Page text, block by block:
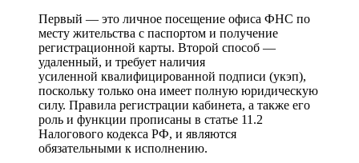
Первый — это личное посещение офиса ФНС по
месту жительства с паспортом и получение
регистрационной карты. Второй способ —
удаленный, и требует наличия
усиленной квалифицированной подписи (укэп),
поскольку только она имеет полную юридическую
силу. Правила регистрации кабинета, а также его
роль и функции прописаны в статье 11.2
Налогового кодекса РФ, и являются
обязательными к исполнению.